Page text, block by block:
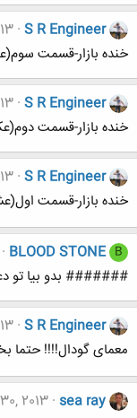
S R Engineer
خنده بازار-قسمت
S R Engineer
خنده بازار-قسمت
S R Engineer
خنده بازار-قسمت
B
BLOOD STONE
####### بدو بیا تو
S R Engineer
معمای گودال!!!! حتما
sea ray
2013